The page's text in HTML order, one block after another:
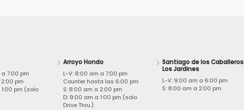
7:00 pm
pm
pm (solo
Arroyo Hondo
L-V: 8:00 am a 7:00 pm
Counter hasta las 6:00 pm
S: 8:00 am a 2:00 pm
D: 9:00 am a 1:00 pm (solo
Drive Thru.)
Santiago de los
Los Jardines
L-V: 9:00 am a 6:00 pm
S: 8:00 am a 2:00 pm